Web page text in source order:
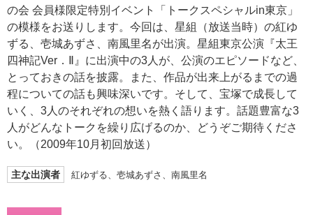
の会 会員様限定特別イベント「トークスペシャルin東京」
の模様をお送りします。今回は、星組（放送当時）の紅ゆ
ずる、壱城あずさ、南風里名が出演。星組東京公演『太王
四神記Ver．Ⅱ』に出演中の3人が、公演のエピソードなど、
とっておきの話を披露。また、作品が出来上がるまでの過
程についての話も興味深いです。そして、宝塚で成長して
いく、3人のそれぞれの想いを熱く語ります。話題豊富な3
人がどんなトークを繰り広げるのか、どうぞご期待くださ
い。（2009年10月初回放送）
主な出演者 紅ゆずる、壱城あずさ、南風里名